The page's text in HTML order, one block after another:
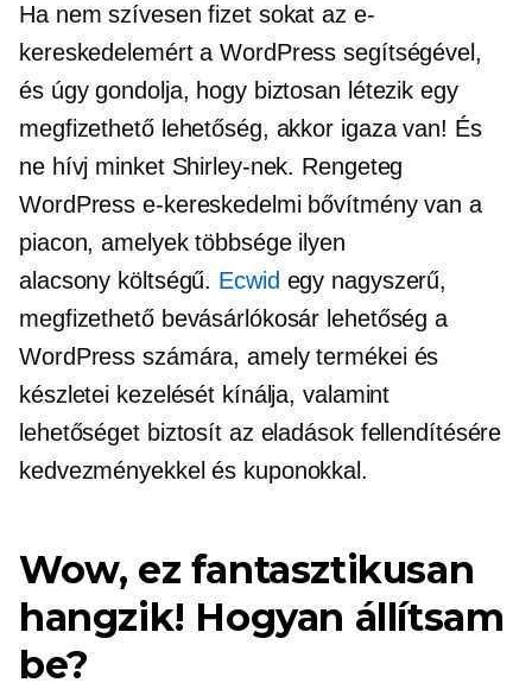
Ha nem szívesen fizet sokat az e-
kereskedelemért a WordPress segítségével,
és úgy gondolja, hogy biztosan létezik egy
megfizethető lehetőség, akkor igaza van! És
ne hívj minket Shirley-nek. Rengeteg
WordPress e-kereskedelmi bővítmény van a
piacon, amelyek többsége ilyen
alacsony költségű. Ecwid egy nagyszerű,
megfizethető bevásárlókosár lehetőség a
WordPress számára, amely termékei és
készletei kezelését kínálja, valamint
lehetőséget biztosít az eladások fellendítésére
kedvezményekkel és kuponokkal.
Wow, ez fantasztikusan
hangzik! Hogyan állítsam
be?